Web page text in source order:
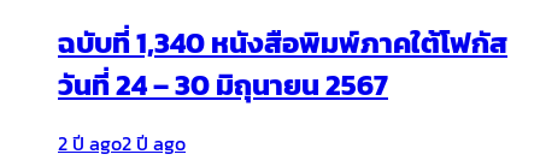
ฉบับที่ 1,340 หนังสือพิมพ์ภาคใต้โฟกัส
วันที่ 24 – 30 มิถุนายน 2567
2 ปี ago2 ปี ago